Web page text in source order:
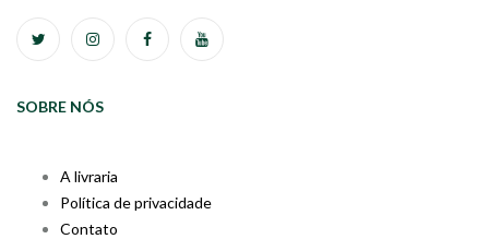
SOBRE NÓS
A livraria
Política de privacidade
Contato